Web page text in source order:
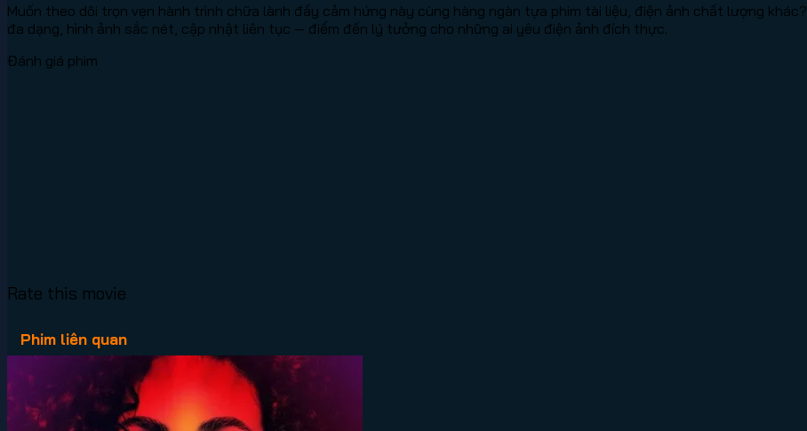
Muốn theo dõi trọn vẹn hành trình chữa lành đầy cảm hứng này cùng hàng ngàn tựa phim tài liệu, điện ảnh chất lượng khác?
đa dạng, hình ảnh sắc nét, cập nhật liên tục — điểm đến lý tưởng cho những ai yêu điện ảnh đích thực.
Đánh giá phim
Rate this movie
Phim liên quan